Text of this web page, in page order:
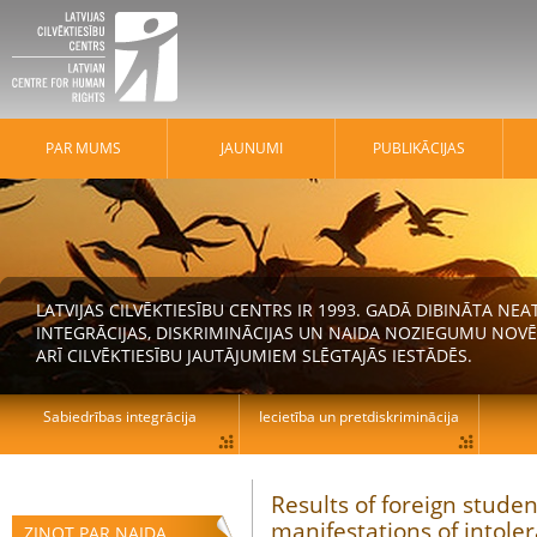
Results of foreign
PAR MUMS JAUNUMI PUBLIKĀCIJAS
LATVIJAS CILVĒKTIESĪBU CENTRS IR 1993. GADĀ DIBINĀTA
INTEGRĀCIJAS, DISKRIMINĀCIJAS UN NAIDA NOZIEGUMU
ARĪ CILVĒKTIESĪBU JAUTĀJUMIEM SLĒGTAJĀS IESTĀDĒS.
Sabiedrības integrācija Iecietība un pretdiskriminācija